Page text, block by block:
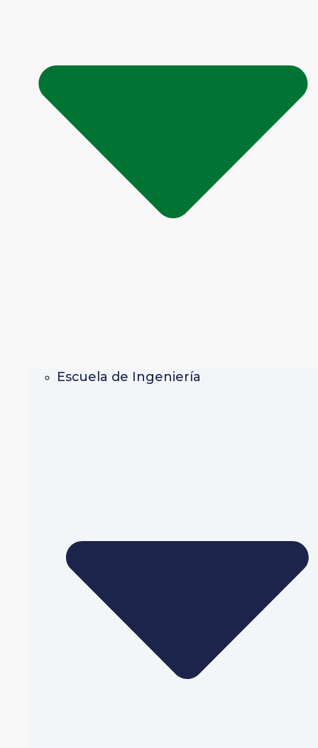
Escuela de Ingeniería